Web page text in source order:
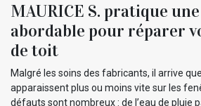
MAURICE S. pratique
abordable pour réparer
de toit
Malgré les soins des fabricants, il arrive
apparaissent plus ou moins vite sur les
défauts sont nombreux : de l’eau de pluie